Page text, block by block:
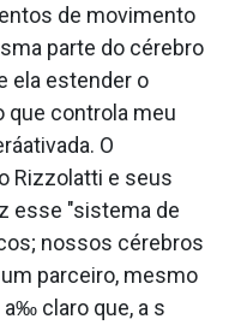
de movimento
parte do cérebro
ela estender o
que controla meu
O
Rizzolatti e seus
esse "sistema de
nossos cérebros
parceiro, mesmo
claro que, a s